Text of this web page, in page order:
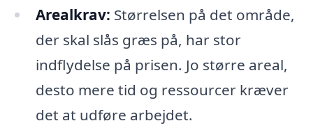
Arealkrav: Størrelsen på det område,
der skal slås græs på, har stor
indflydelse på prisen. Jo større areal,
desto mere tid og ressourcer kræver
det at udføre arbejdet.